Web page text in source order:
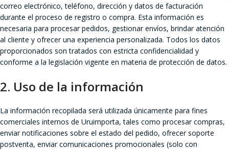
correo electrónico, teléfono, dirección y datos de facturación
durante el proceso de registro o compra. Esta información es
necesaria para procesar pedidos, gestionar envíos, brindar atención
al cliente y ofrecer una experiencia personalizada. Todos los datos
proporcionados son tratados con estricta confidencialidad y
conforme a la legislación vigente en materia de protección de datos.
2. Uso de la información
La información recopilada será utilizada únicamente para fines
comerciales internos de Uruimporta, tales como procesar compras,
enviar notificaciones sobre el estado del pedido, ofrecer soporte
postventa, enviar comunicaciones promocionales (solo con